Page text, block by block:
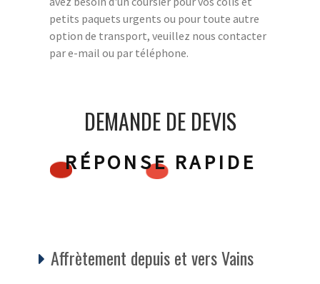
petits paquets urgents ou pour toute autre
option de transport, veuillez nous contacter
par e-mail ou par téléphone.
DEMANDE DE DEVIS
RÉPONSE RAPIDE
Affrètement depuis et vers Vains